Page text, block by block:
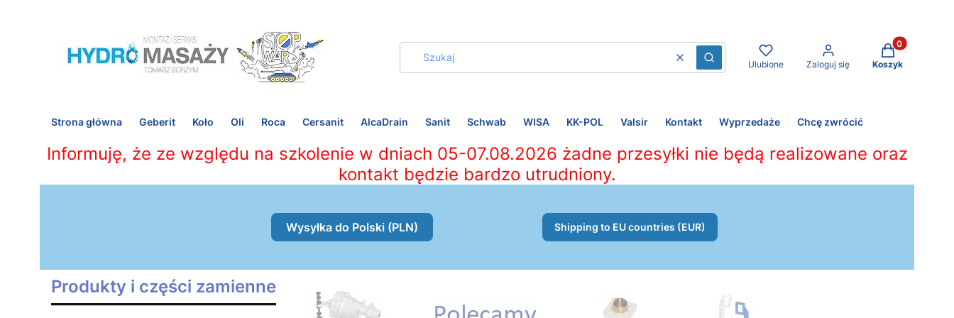
WyczyśćSzukaj Ulubione Zaloguj się
Produkty w
Koszyk
Strona główna Geberit Koło Oli Roca Cersanit AlcaDrain Sanit Schwab WISA KK-POL Valsir Kontakt Wyprzedaże Chcę zwrócić
Informuję, że ze względu na szkolenie w dniach 05-07.08.2026 żadne przesyłki nie będą realizowane oraz
kontakt będzie bardzo utrudniony.
Wysyłka do Polski (PLN) Shipping to EU countries (EUR)
Produkty i części zamienne